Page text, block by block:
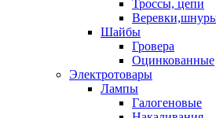
Троссы, цепи
Шайбы
Гровера
Оцинкованные
Электротовары
Лампы
Галогеновые